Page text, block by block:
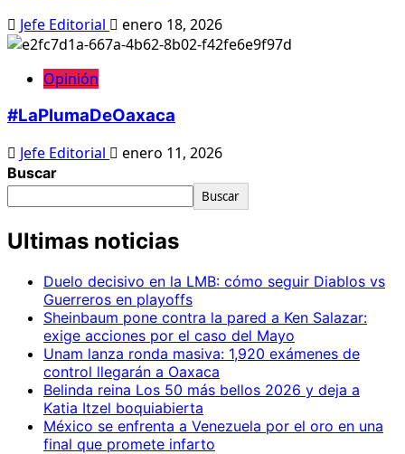
Jefe Editorial enero 18, 2026
Opinión
#LaPlumaDeOaxaca
Jefe Editorial enero 11, 2026
Buscar
Buscar
Ultimas noticias
Duelo decisivo en la LMB: cómo seguir Diablos vs
Guerreros en playoffs
Sheinbaum pone contra la pared a Ken Salazar:
exige acciones por el caso del Mayo
Unam lanza ronda masiva: 1,920 exámenes de
control llegarán a Oaxaca
Belinda reina Los 50 más bellos 2026 y deja a
Katia Itzel boquiabierta
México se enfrenta a Venezuela por el oro en una
final que promete infarto